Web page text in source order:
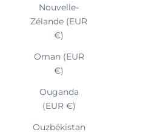
Nouvelle-
Zélande (EUR
€)
Oman (EUR
€)
Ouganda
(EUR €)
Ouzbékistan